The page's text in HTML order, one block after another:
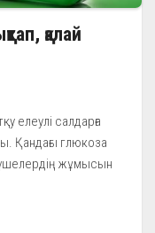
қалай
елеулі салдарға
Қандағы глюкоза
жұмысын